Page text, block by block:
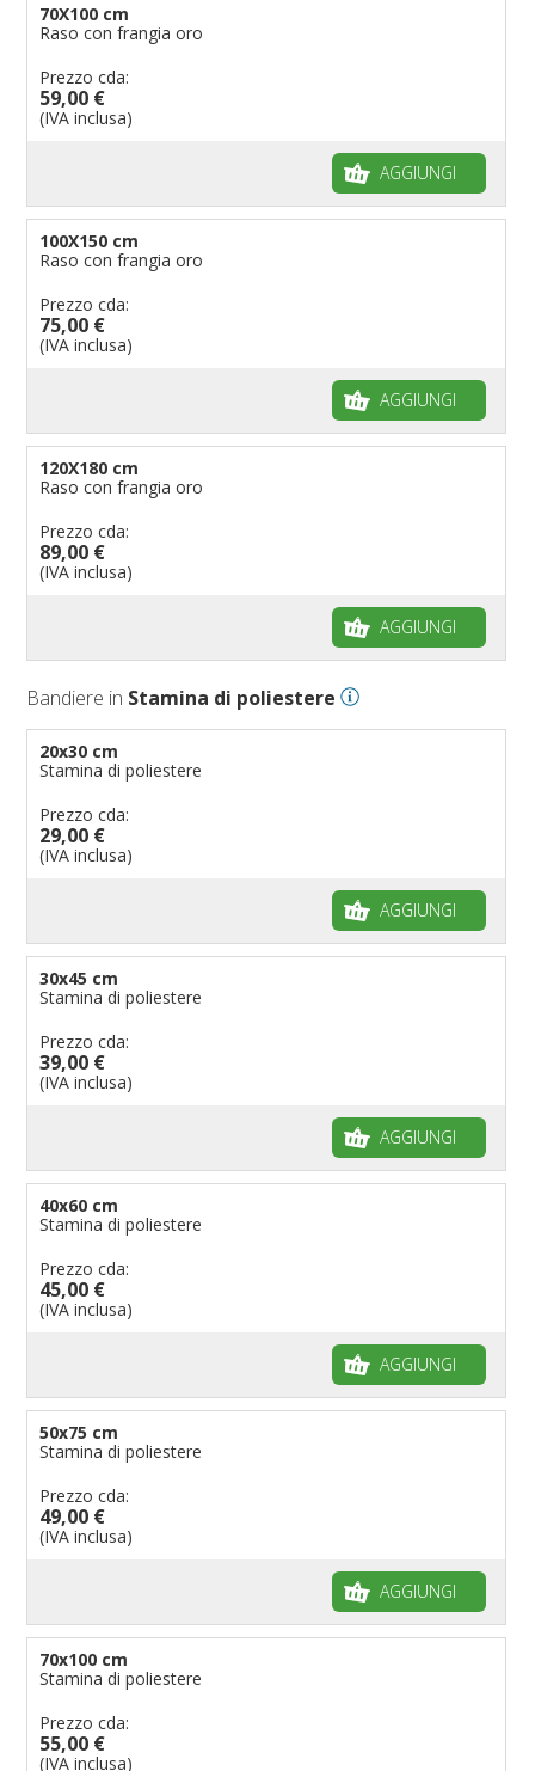
70X100 cm
Raso con frangia oro
Prezzo cda:
59,00 €
(IVA inclusa)
AGGIUNGI
100X150 cm
Raso con frangia oro
Prezzo cda:
75,00 €
(IVA inclusa)
AGGIUNGI
120X180 cm
Raso con frangia oro
Prezzo cda:
89,00 €
(IVA inclusa)
AGGIUNGI
Bandiere in Stamina di poliestere
20x30 cm
Stamina di poliestere
Prezzo cda:
29,00 €
(IVA inclusa)
AGGIUNGI
30x45 cm
Stamina di poliestere
Prezzo cda:
39,00 €
(IVA inclusa)
AGGIUNGI
40x60 cm
Stamina di poliestere
Prezzo cda:
45,00 €
(IVA inclusa)
AGGIUNGI
50x75 cm
Stamina di poliestere
Prezzo cda:
49,00 €
(IVA inclusa)
AGGIUNGI
70x100 cm
Stamina di poliestere
Prezzo cda:
55,00 €
(IVA inclusa)